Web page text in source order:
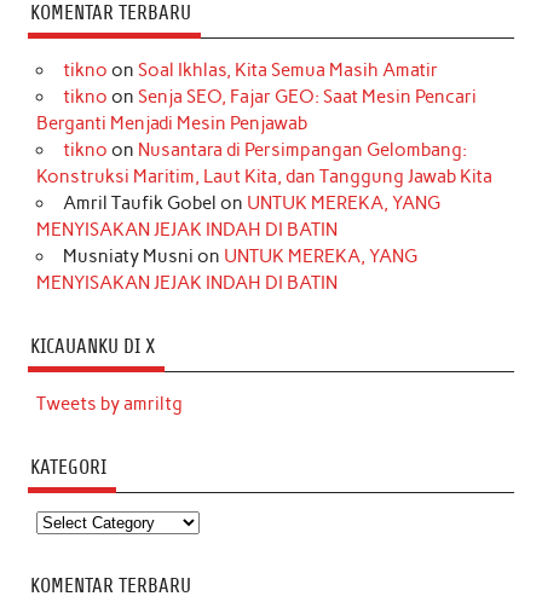
KOMENTAR TERBARU
tikno on Soal Ikhlas, Kita Semua Masih Amatir
tikno on Senja SEO, Fajar GEO: Saat Mesin Pencari
Berganti Menjadi Mesin Penjawab
tikno on Nusantara di Persimpangan Gelombang:
Konstruksi Maritim, Laut Kita, dan Tanggung Jawab Kita
Amril Taufik Gobel on UNTUK MEREKA, YANG
MENYISAKAN JEJAK INDAH DI BATIN
Musniaty Musni on UNTUK MEREKA, YANG
MENYISAKAN JEJAK INDAH DI BATIN
KICAUANKU DI X
Tweets by amriltg
KATEGORI
Kategori
KOMENTAR TERBARU